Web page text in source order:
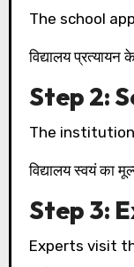
The school
विद्यालय
Step 2:
The
विद्यालय स्वयं का
Step 3:
Experts visit